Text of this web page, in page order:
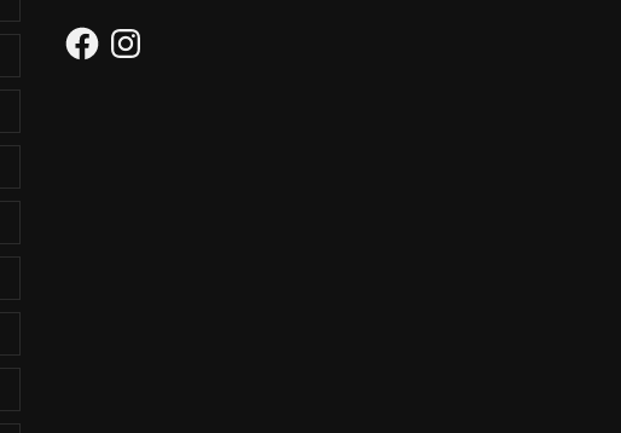
FacebookInstagram